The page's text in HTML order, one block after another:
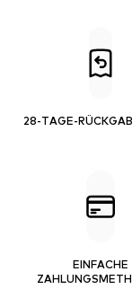
28-TAGE-
EINFACHE